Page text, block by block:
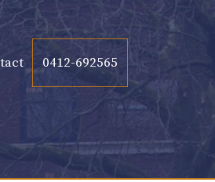
0412-692565